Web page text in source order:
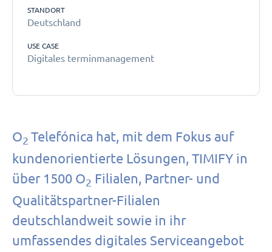
STANDORT
Deutschland
USE CASE
Digitales terminmanagement
O2 Telefónica hat, mit dem Fokus auf
kundenorientierte Lösungen, TIMIFY in
über 1500 O2 Filialen, Partner- und
Qualitätspartner-Filialen
deutschlandweit sowie in ihr
umfassendes digitales Serviceangebot